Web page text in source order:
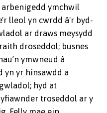
arbenigedd ymchwil
lleol yn cwrdd â'r byd-
ar draws meysydd
droseddol; busnes
ymwneud â
yn yr hinsawdd a
hyd at
troseddol ar y